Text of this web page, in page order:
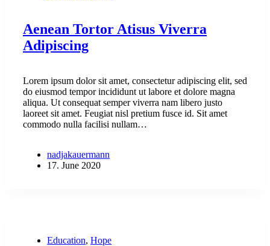
Aenean Tortor Atisus Viverra
Adipiscing
Lorem ipsum dolor sit amet, consectetur adipiscing elit, sed
do eiusmod tempor incididunt ut labore et dolore magna
aliqua. Ut consequat semper viverra nam libero justo
laoreet sit amet. Feugiat nisl pretium fusce id. Sit amet
commodo nulla facilisi nullam…
nadjakauermann
17. June 2020
Education, Hope